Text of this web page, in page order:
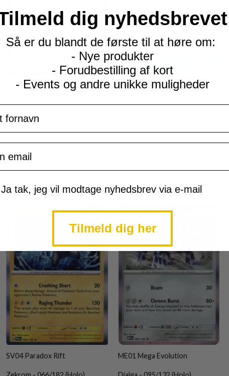
ME01 Mega Evolution
Steelix - 093/132 (Holo)
price
TILFØJ TIL KURV
ME01 Mega Evolution
Mantine - 032/132
price
TILFØJ TIL KURV
SV04 Paradox Rift ME01 Mega Evolution
dig nyhedsbrevet
Så er du blandt de første til at høre om:
- Nye produkter
- Forudbestilling af kort
- Events og andre unikke muligheder
Ja tak, jeg vil modtage nyhedsbrev via e-mail
Tilmeld dig her